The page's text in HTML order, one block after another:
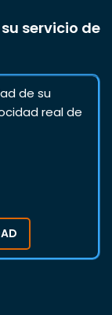
servicio de
de su
real de